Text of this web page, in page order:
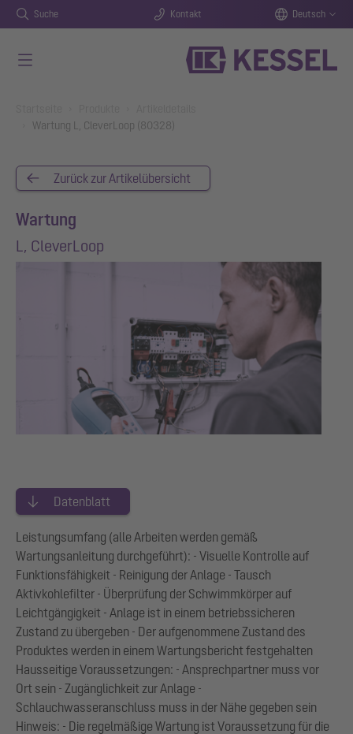
Suche Kontakt Deutsch
Wartung L, CleverLoop (80328)
Zurück zur Artikelübersicht
Wartung
L, CleverLoop
Datenblatt
Leistungsumfang (alle Arbeiten werden gemäß
Wartungsanleitung durchgeführt): - Visuelle Kontrolle auf
Funktionsfähigkeit - Reinigung der Anlage - Tausch
Aktivkohlefilter - Überprüfung der Schwimmkörper auf
Leichtgängigkeit - Anlage ist in einem betriebssicheren
Zustand zu übergeben - Der aufgenommene Zustand des
Produktes werden in einem Wartungsbericht festgehalten
Hausseitige Voraussetzungen: - Ansprechpartner muss vor
Ort sein - Zugänglichkeit zur Anlage -
Schlauchwasseranschluss muss in der Nähe gegeben sein
Hinweis: - Die regelmäßige Wartung ist Voraussetzung für die